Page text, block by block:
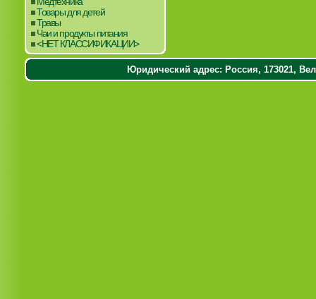
Товары для детей
Травы
Чаи и продукты питания
<НЕТ КЛАССИФИКАЦИИ>
Юридический адрес: Россия, 173021,